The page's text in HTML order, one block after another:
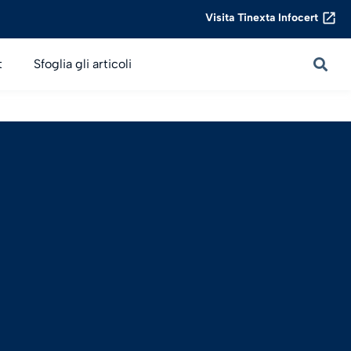
Visita Tinexta Infocert
Sfoglia gli articoli